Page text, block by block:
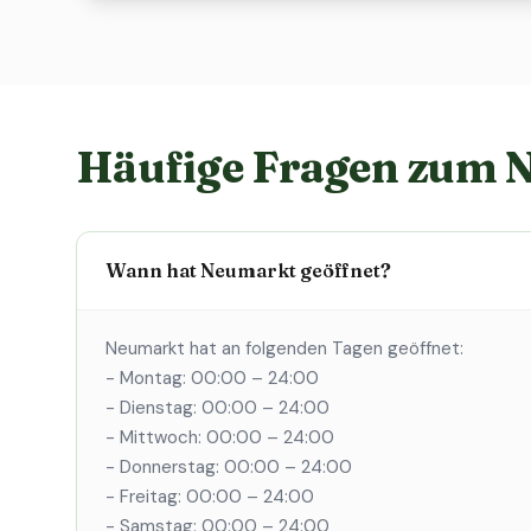
Häufige Fragen zum
Wann hat Neumarkt geöffnet?
Neumarkt hat an folgenden Tagen geöffnet:
- Montag: 00:00 – 24:00
- Dienstag: 00:00 – 24:00
- Mittwoch: 00:00 – 24:00
- Donnerstag: 00:00 – 24:00
- Freitag: 00:00 – 24:00
- Samstag: 00:00 – 24:00